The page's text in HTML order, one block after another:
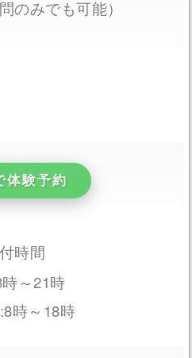
のみでも可能）
体験予約
時間
時～21時
:8時～ 18時